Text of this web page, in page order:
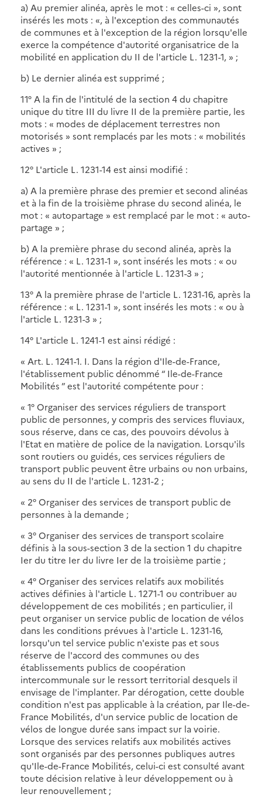
a) Au premier alinéa, après le mot : « celles-ci », sont
insérés les mots : «, à l'exception des communautés
de communes et à l'exception de la région lorsqu'elle
exerce la compétence d'autorité organisatrice de la
mobilité en application du II de l'article L. 1231-1, » ;
b) Le dernier alinéa est supprimé ;
11° A la fin de l'intitulé de la section 4 du chapitre
unique du titre III du livre II de la première partie, les
mots : « modes de déplacement terrestres non
motorisés » sont remplacés par les mots : « mobilités
actives » ;
12° L'article L. 1231-14 est ainsi modifié :
a) A la première phrase des premier et second alinéas
et à la fin de la troisième phrase du second alinéa, le
mot : « autopartage » est remplacé par le mot : « auto-
partage » ;
b) A la première phrase du second alinéa, après la
référence : « L. 1231-1 », sont insérés les mots : « ou
l'autorité mentionnée à l'article L. 1231-3 » ;
13° A la première phrase de l'article L. 1231-16, après la
référence : « L. 1231-1 », sont insérés les mots : « ou à
l'article L. 1231-3 » ;
14° L'article L. 1241-1 est ainsi rédigé :
« Art. L. 1241-1. I. Dans la région d'Ile-de-France,
l'établissement public dénommé “ Ile-de-France
Mobilités ” est l'autorité compétente pour :
« 1° Organiser des services réguliers de transport
public de personnes, y compris des services fluviaux,
sous réserve, dans ce cas, des pouvoirs dévolus à
l'Etat en matière de police de la navigation. Lorsqu'ils
sont routiers ou guidés, ces services réguliers de
transport public peuvent être urbains ou non urbains,
au sens du II de l'article L. 1231-2 ;
« 2° Organiser des services de transport public de
personnes à la demande ;
« 3° Organiser des services de transport scolaire
définis à la sous-section 3 de la section 1 du chapitre
Ier du titre Ier du livre Ier de la troisième partie ;
« 4° Organiser des services relatifs aux mobilités
actives définies à l'article L. 1271-1 ou contribuer au
développement de ces mobilités ; en particulier, il
peut organiser un service public de location de vélos
dans les conditions prévues à l'article L. 1231-16,
lorsqu'un tel service public n'existe pas et sous
réserve de l'accord des communes ou des
établissements publics de coopération
intercommunale sur le ressort territorial desquels il
envisage de l'implanter. Par dérogation, cette double
condition n'est pas applicable à la création, par Ile-de-
France Mobilités, d'un service public de location de
vélos de longue durée sans impact sur la voirie.
Lorsque des services relatifs aux mobilités actives
sont organisés par des personnes publiques autres
qu'Ile-de-France Mobilités, celui-ci est consulté avant
toute décision relative à leur développement ou à
leur renouvellement ;